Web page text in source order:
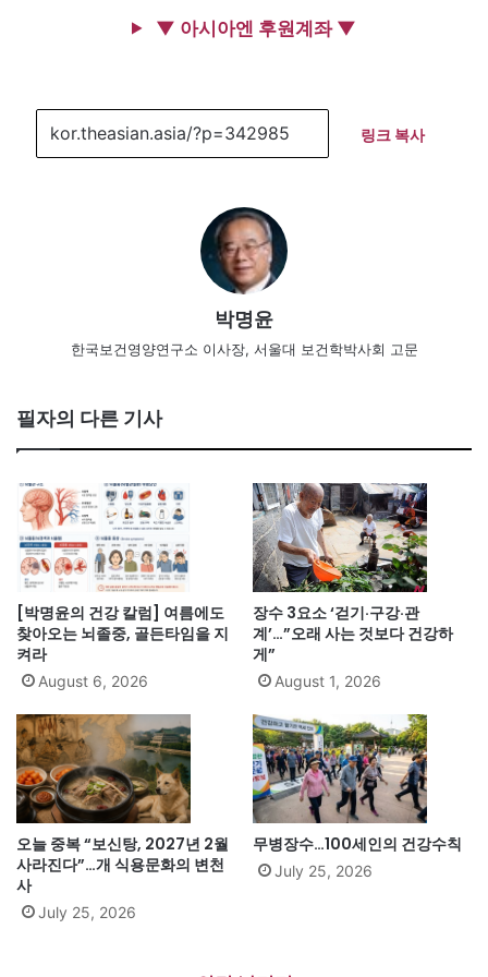
▼ 아시아엔 후원계좌 ▼
링크 복사
박명윤
한국보건영양연구소 이사장, 서울대 보건학박사회 고문
필자의 다른 기사
[박명윤의 건강 칼럼] 여름에도
찾아오는 뇌졸중, 골든타임을 지
켜라
August 6, 2026
장수 3요소 ‘걷기·구강·관
계’…”오래 사는 것보다 건강하
게”
August 1, 2026
오늘 중복 “보신탕, 2027년 2월
사라진다”…개 식용문화의 변천
사
July 25, 2026
무병장수…100세인의 건강수칙
July 25, 2026